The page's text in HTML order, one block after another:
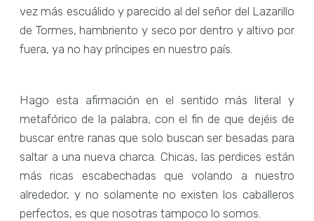
vez más escuálido y parecido al del señor del Lazarillo
de Tormes, hambriento y seco por dentro y altivo por
fuera, ya no hay príncipes en nuestro país.
Hago esta afirmación en el sentido más literal y
metafórico de la palabra, con el fin de que dejéis de
buscar entre ranas que solo buscan ser besadas para
saltar a una nueva charca. Chicas, las perdices están
más ricas escabechadas que volando a nuestro
alrededor, y no solamente no existen los caballeros
perfectos, es que nosotras tampoco lo somos.